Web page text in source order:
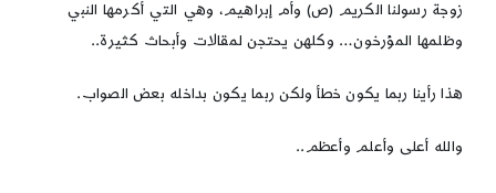
زوجة رسولنا الكريم (ص) وأم إبراهيم، وهي التي أكرمها النبي
وظلمها المؤرخون… وكلهن يحتجن لمقالات وأبحاث كثيرة..
هذا رأينا ربما يكون خطأ ولكن ربما يكون بداخله بعض الصواب.
والله أعلى وأعلم وأعظم..